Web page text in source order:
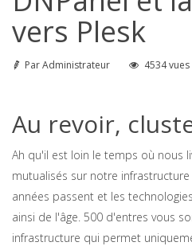
vers Plesk
ParAdministrateur 4534 vues
Au revoir,
Ah qu'il est loin le temps où nous
mutualisés sur notre infrastructure
années passent et les
ainsi de l'âge. 500 d'entres vous
infrastructure qui permet